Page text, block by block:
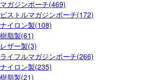
マガジンポーチ(469)
ピストルマガジンポーチ(172)
ナイロン製(108)
樹脂製(61)
レザー製(3)
ライフルマガジンポーチ(266)
ナイロン製(235)
樹脂製(21)